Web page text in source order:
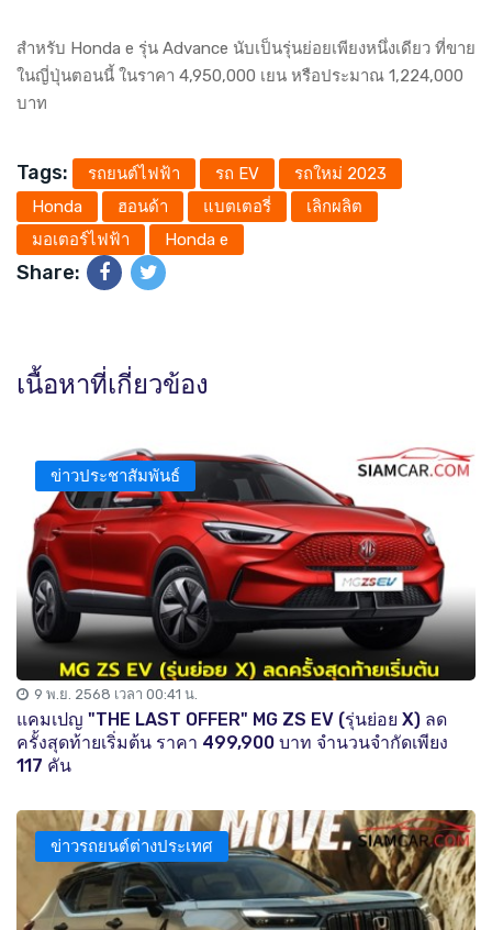
สำหรับ Honda e รุ่น Advance นับเป็นรุ่นย่อยเพียงหนึ่งเดียว ที่ขาย
ในญี่ปุ่นตอนนี้ ในราคา 4,950,000 เยน หรือประมาณ 1,224,000
บาท
Tags: รถยนต์ไฟฟ้า รถ EV
รถใหม่ 2023
Honda
ฮอนด้า แบตเตอรี่
เลิกผลิต
มอเตอร์ไฟฟ้า
Honda e
Share:
เนื้อหาที่เกี่ยวข้อง
ข่าวประชาสัมพันธ์
9 พ.ย. 2568 เวลา 00:41 น.
แคมเปญ "THE LAST OFFER" MG ZS EV (รุ่นย่อย X) ลด
ครั้งสุดท้ายเริ่มต้น ราคา 499,900 บาท จำนวนจำกัดเพียง
117 คัน
ข่าวรถยนต์ต่างประเทศ